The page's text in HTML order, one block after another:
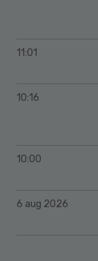
11:01
10:16
10:00
6 aug 2026